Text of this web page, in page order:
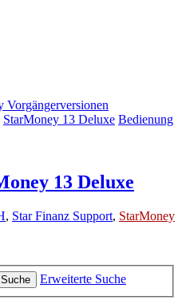
Vorgängerversionen
StarMoney 13 Deluxe Bedienung
13 Deluxe
, Star Finanz Support, StarMoney
Suche
Erweiterte Suche